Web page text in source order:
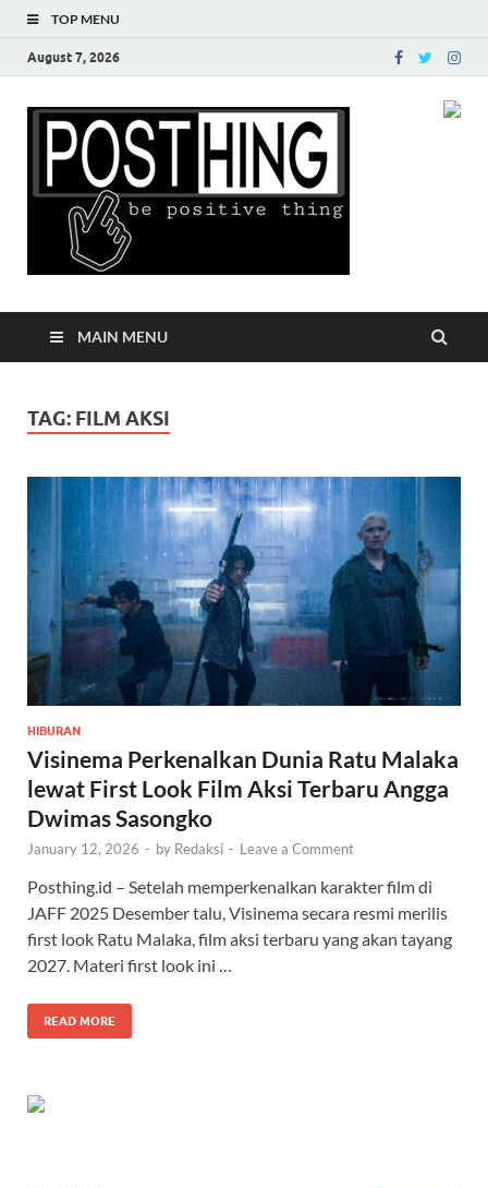
TOP MENU
August 7, 2026
MAIN MENU
TAG: FILM AKSI
HIBURAN
Visinema Perkenalkan Dunia Ratu Malaka
lewat First Look Film Aksi Terbaru Angga
Dwimas Sasongko
January 12, 2026 - by Redaksi - Leave a Comment
Posthing.id – Setelah memperkenalkan karakter film di
JAFF 2025 Desember talu, Visinema secara resmi merilis
first look Ratu Malaka, film aksi terbaru yang akan tayang
2027. Materi first look ini …
READ MORE